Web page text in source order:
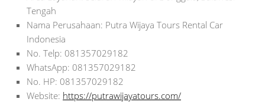
Tengah
Nama Perusahaan: Putra Wijaya Tours Rental Car
Indonesia
No. Telp: 081357029182
WhatsApp: 081357029182
No. HP: 081357029182
Website: https://putrawijayatours.com/